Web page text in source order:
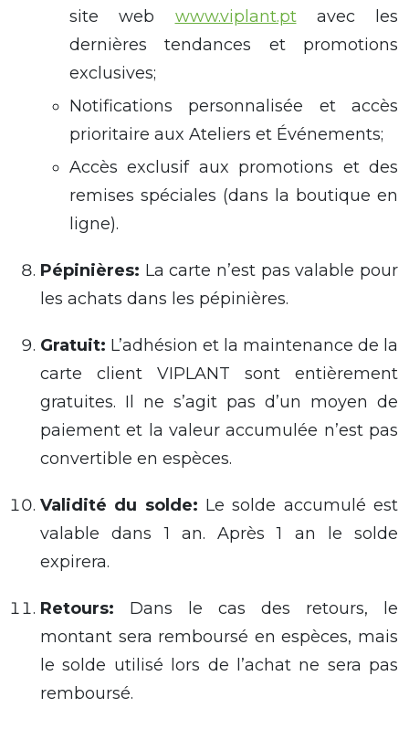
site web www.viplant.ptavec les
dernières tendances et promotions
exclusives;
Notifications personnalisée et accès
prioritaire aux Ateliers et Événements;
Accès exclusif aux promotions et des
remises spéciales (dans la boutique en
ligne).
Pépinières: La carte n’est pas valable pour
les achats dans les pépinières.
Gratuit: L’adhésion et la maintenance de la
carte client VIPLANT sont entièrement
gratuites. Il ne s’agit pas d’un moyen de
paiement et la valeur accumulée n’est pas
convertible en espèces.
Validité du solde: Le solde accumulé est
valabledans1 an. Après 1 an le solde
expirera.
Retours:
Dans le cas des retours, le
montant sera remboursé en espèces, mais
le solde utilisé lors de l’achat ne sera pas
remboursé.